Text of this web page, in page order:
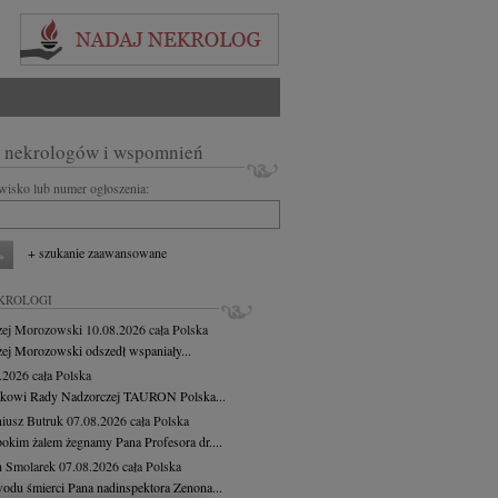
nekrologów i wspomnień
lub numer ogłoszenia:
+ szukanie zaawansowane
Morozowski 10.08.2026cała Polska
Morozowski odszedł wspaniały...
cała Polska
Rady Nadzorczej TAURON Polska...
Butruk 07.08.2026cała Polska
żalem żegnamy Pana Profesora dr....
Smolarek 07.08.2026cała Polska
śmierci Pana nadinspektora Zenona...